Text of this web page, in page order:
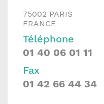
75002 PARIS
FRANCE
Téléphone
01 40 06 01 11
Fax
01 42 66 44 34